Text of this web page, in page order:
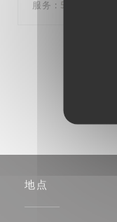
服务 : 5
地点